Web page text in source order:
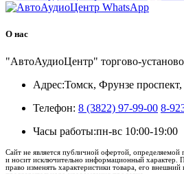
О нас
"АвтоАудиоЦентр" торгово-
Адрес:Томск, Фрунзе проспект,
Телефон: 8 (3822) 97-99-00 8-
Часы работы:пн-вс 10:00-19:00
Сайт не является публичной офертой,
и носит исключительно информационный характер.
право изменять характеристики товара, его внешний